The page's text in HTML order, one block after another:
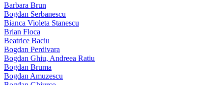
Barbara Brun
Bogdan Serbanescu
Bianca Violeta Stanescu
Brian Floca
Beatrice Baciu
Bogdan Perdivara
Bogdan Ghiu, Andreea Ratiu
Bogdan Bruma
Bogdan Amuzescu